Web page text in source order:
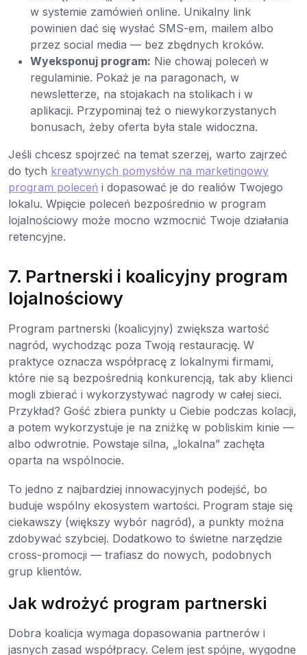
w systemie zamówień online. Unikalny link
powinien dać się wysłać SMS-em, mailem albo
przez social media — bez zbędnych kroków.
Wyeksponuj program: Nie chowaj poleceń w
regulaminie. Pokaż je na paragonach, w
newsletterze, na stojakach na stolikach i w
aplikacji. Przypominaj też o niewykorzystanych
bonusach, żeby oferta była stale widoczna.
Jeśli chcesz spojrzeć na temat szerzej, warto zajrzeć
do tych kreatywnych pomysłów na marketingowy
program poleceń i dopasować je do realiów Twojego
lokalu. Wpięcie poleceń bezpośrednio w program
lojalnościowy może mocno wzmocnić Twoje działania
retencyjne.
7. Partnerski i koalicyjny program
lojalnościowy
Program partnerski (koalicyjny) zwiększa wartość
nagród, wychodząc poza Twoją restaurację. W
praktyce oznacza współpracę z lokalnymi firmami,
które nie są bezpośrednią konkurencją, tak aby klienci
mogli zbierać i wykorzystywać nagrody w całej sieci.
Przykład? Gość zbiera punkty u Ciebie podczas kolacji,
a potem wykorzystuje je na zniżkę w pobliskim kinie —
albo odwrotnie. Powstaje silna, „lokalna” zachęta
oparta na wspólnocie.
To jedno z najbardziej innowacyjnych podejść, bo
buduje wspólny ekosystem wartości. Program staje się
ciekawszy (większy wybór nagród), a punkty można
zdobywać szybciej. Dodatkowo to świetne narzędzie
cross-promocji — trafiasz do nowych, podobnych
grup klientów.
Jak wdrożyć program partnerski
Dobra koalicja wymaga dopasowania partnerów i
jasnych zasad współpracy. Celem jest spójne, wygodne